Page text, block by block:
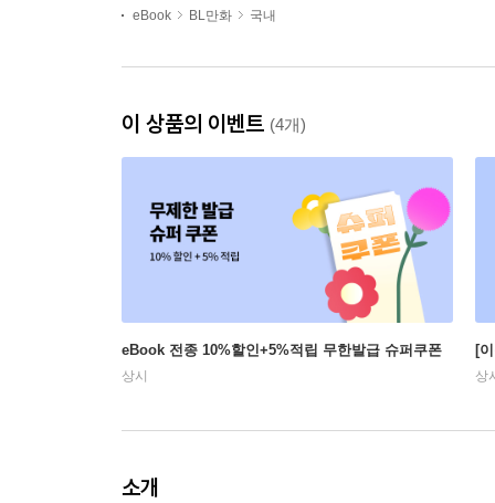
eBook BL만화 국내
이 상품의 이벤트 (4개)
eBook 전종 10%할인+5%적립 무한발급 슈퍼쿠폰
상시
[
상
소개